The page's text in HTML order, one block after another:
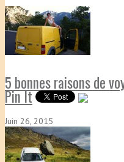
5 bonnes raisons de
Pin It
Juin 26, 2015